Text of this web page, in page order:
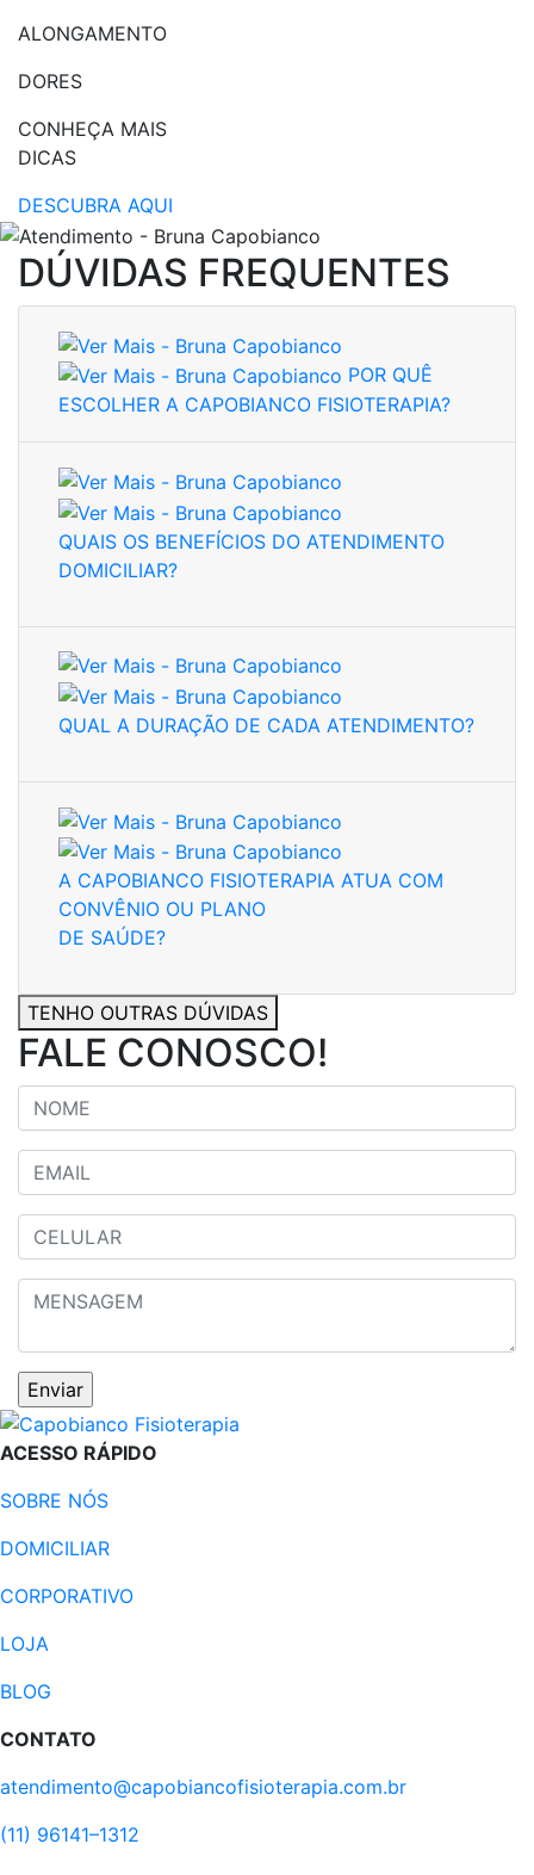
ALONGAMENTO
DORES
CONHEÇA MAIS
DICAS
DESCUBRA AQUI
DÚVIDAS FREQUENTES
ESCOLHER A CAPOBIANCO FISIOTERAPIA?
QUAIS OS BENEFÍCIOS DO ATENDIMENTO
DOMICILIAR?
QUAL A DURAÇÃO DE CADA ATENDIMENTO?
A CAPOBIANCO FISIOTERAPIA ATUA COM
CONVÊNIO OU PLANO
DE SAÚDE?
TENHO OUTRAS DÚVIDAS
FALE CONOSCO!
ACESSO RÁPIDO
SOBRE NÓS
DOMICILIAR
CORPORATIVO
LOJA
BLOG
CONTATO
atendimento@capobiancofisioterapia.com.br
(11) 96141–1312